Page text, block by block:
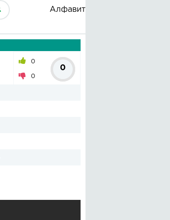
Алфавит
0
0
0